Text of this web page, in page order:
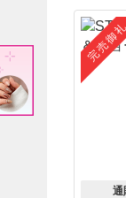
完売
通